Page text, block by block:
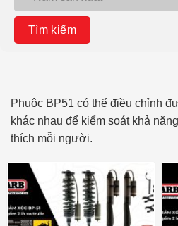
Tìm kiếm
Phuộc BP51 có thể điều chỉnh
khác nhau để kiểm soát khả
thích mỗi người.